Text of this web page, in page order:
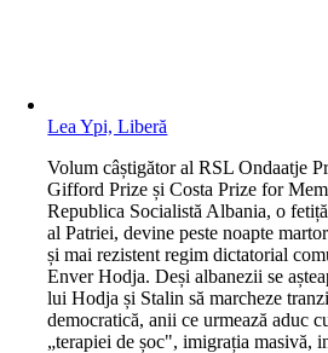
Lea Ypi, Liberă
Volum câștigător al RSL Ondaatje
Gifford Prize și Costa Prize for
Republica Socialistă Albania, o
al Patriei, devine peste noapte
și mai rezistent regim dictatorial
Enver Hodja. Deși albanezii se
lui Hodja și Stalin să marcheze
democratică, anii ce urmează aduc
„terapiei de șoc", imigrația masivă,